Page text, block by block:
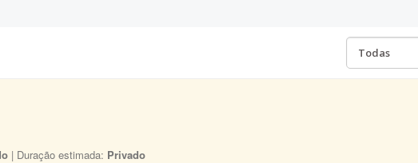
| Duração estimada: Privado